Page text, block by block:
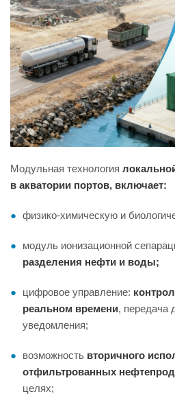
Модульная технология
в акватории портов, включает:
физико-химическую и
модуль ионизационной
разделения нефти и воды;
цифровое управление:
реальном времени, передача
уведомления;
возможность вторичного
отфильтрованных
целях;